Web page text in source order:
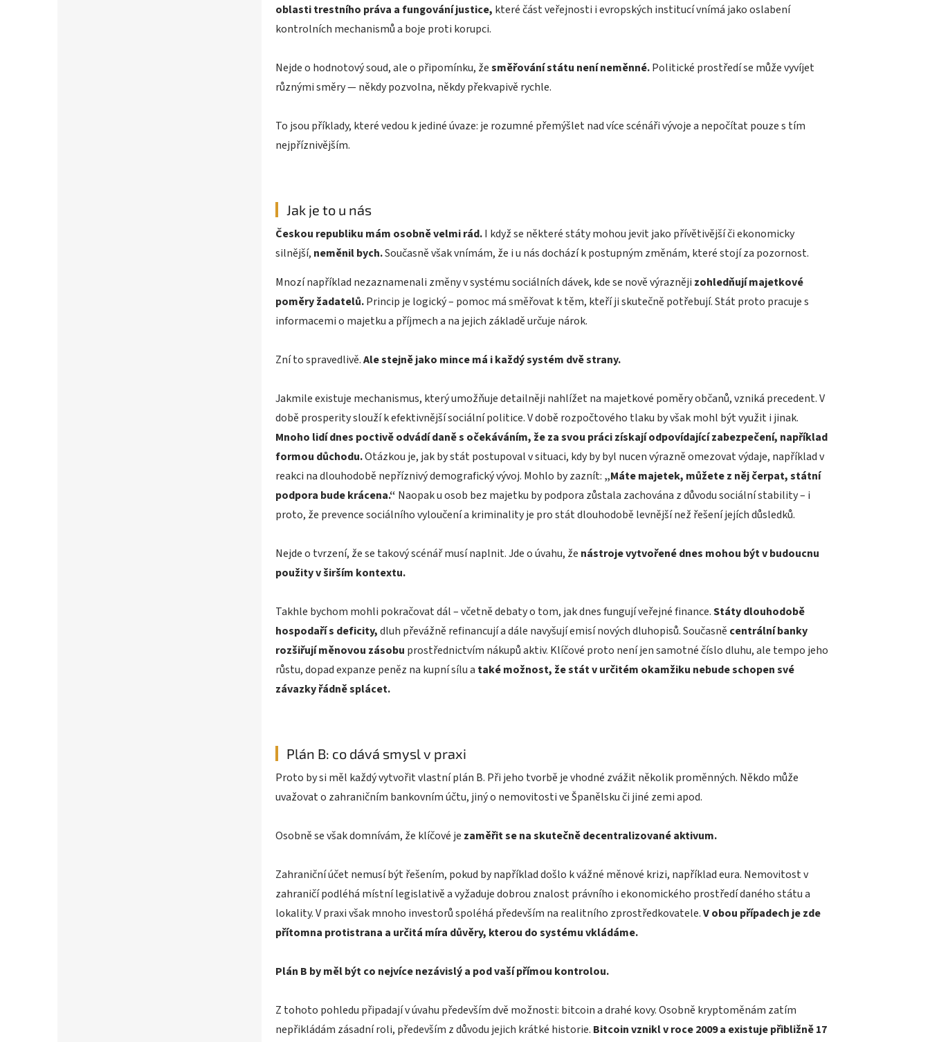
oblasti trestního práva a fungování justice, které část veřejnosti i evropských institucí vnímá jako oslabení
kontrolních mechanismů a boje proti korupci.
Nejde o hodnotový soud, ale o připomínku, žesměřování státu není neměnné.Politické prostředí se může vyvíjet
různými směry — někdy pozvolna, někdy překvapivě rychle.
To jsou příklady, které vedou k jediné úvaze: je rozumné přemýšlet nad více scénáři vývoje a nepočítat pouze s tím
nejpříznivějším.
Jak je to u nás
Českou republiku mám osobně velmi rád.I když se některé státy mohou jevit jako přívětivější či ekonomicky
silnější, neměnil bych.Současně však vnímám, že i u nás dochází k postupným změnám, které stojí za pozornost.
Mnozí například nezaznamenali změny v systému sociálních dávek, kde se nově výrazněji zohledňují majetkové
poměry žadatelů.Princip je logický – pomoc má směřovat k těm, kteří ji skutečně potřebují. Stát proto pracuje s
informacemi o majetku a příjmech a na jejich základě určuje nárok.
Zní to spravedlivě.Ale stejně jako mince má i každý systém dvě strany.
Jakmile existuje mechanismus, který umožňuje detailněji nahlížet na majetkové poměry občanů, vzniká precedent. V
době prosperity slouží k efektivnější sociální politice. V době rozpočtového tlaku by však mohl být využit i jinak.
Mnoho lidí dnes poctivě odvádí daně s očekáváním, že za svou práci získají odpovídající zabezpečení, například
formou důchodu.Otázkou je, jak by stát postupoval v situaci, kdy by byl nucen výrazně omezovat výdaje, například v
reakci na dlouhodobě nepříznivý demografický vývoj. Mohlo by zaznít: „Máte majetek, můžete z něj čerpat, státní
podpora bude krácena.“ Naopak u osob bez majetku by podpora zůstala zachována z důvodu sociální stability – i
proto, že prevence sociálního vyloučení a kriminality je pro stát dlouhodobě levnější než řešení jejích důsledků.
Nejde o tvrzení, že se takový scénář musí naplnit. Jde o úvahu, že nástroje vytvořené dnes mohou být v budoucnu
použity v širším kontextu.
Takhle bychom mohli pokračovat dál – včetně debaty o tom, jak dnes fungují veřejné finance.Státy dlouhodobě
hospodaří s deficity,dluh převážně refinancují a dále navyšují emisí nových dluhopisů. Současně centrální banky
rozšiřují měnovou zásobu prostřednictvím nákupů aktiv. Klíčové proto není jen samotné číslo dluhu, ale tempo jeho
růstu, dopad expanze peněz na kupní sílu a také možnost, že stát v určitém okamžiku nebude schopen své
závazky řádně splácet.
Plán B: co dává smysl v praxi
Proto by si měl každý vytvořit vlastní plán B. Při jeho tvorbě je vhodné zvážit několik proměnných. Někdo může
uvažovat o zahraničním bankovním účtu, jiný o nemovitosti ve Španělsku či jiné zemi apod.
Osobně se však domnívám, že klíčové je zaměřit se na skutečně decentralizované aktivum.
Zahraniční účet nemusí být řešením, pokud by například došlo k vážné měnové krizi, například eura. Nemovitost v
zahraničí podléhá místní legislativě a vyžaduje dobrou znalost právního i ekonomického prostředí daného státu a
lokality. V praxi však mnoho investorů spoléhá především na realitního zprostředkovatele.V obou případech je zde
přítomna protistrana a určitá míra důvěry, kterou do systému vkládáme.
Plán B by měl být co nejvíce nezávislý a pod vaší přímou kontrolou.
Z tohoto pohledu připadají v úvahu především dvě možnosti: bitcoin a drahé kovy. Osobně kryptoměnám zatím
nepřikládám zásadní roli, především z důvodu jejich krátké historie. Bitcoin vznikl v roce 2009 a existuje přibližně 17